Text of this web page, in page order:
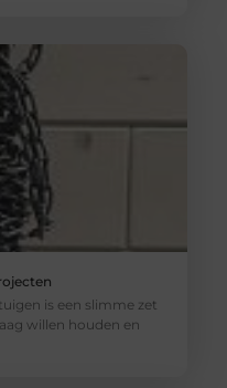
is een slimme zet
willen houden en